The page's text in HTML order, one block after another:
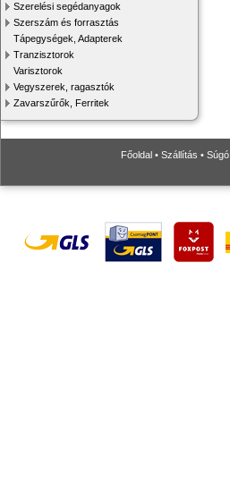
Szerelési segédanyagok
Szerszám és forrasztás
Tápegységek, Adapterek
Tranzisztorok
Varisztorok
Vegyszerek, ragasztók
Zavarszűrők, Ferritek
Főoldal • Szállítás • Súgó